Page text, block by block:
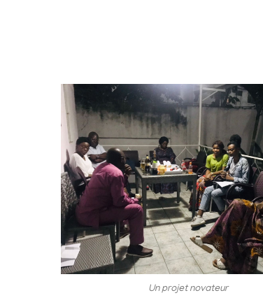
Un projet novateur